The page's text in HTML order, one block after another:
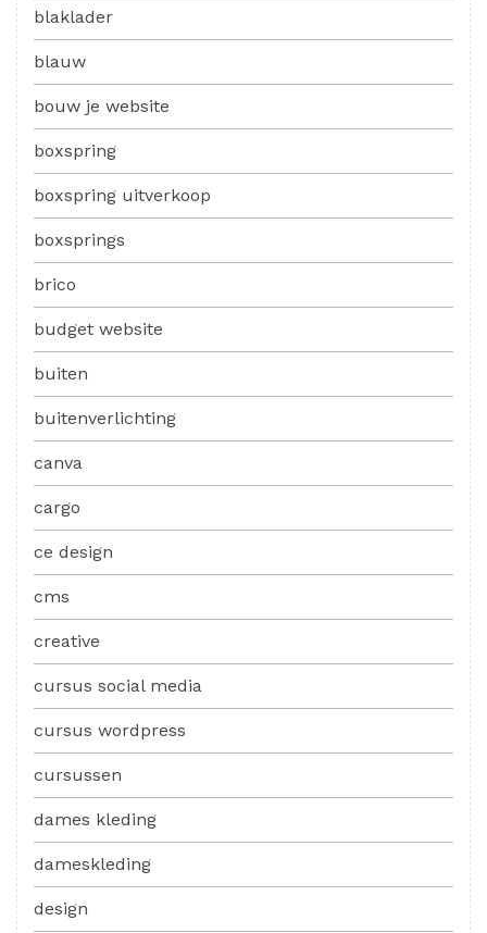
blaklader
blauw
bouw je website
boxspring
boxspring uitverkoop
boxsprings
brico
budget website
buiten
buitenverlichting
canva
cargo
ce design
cms
creative
cursus social media
cursus wordpress
cursussen
dames kleding
dameskleding
design